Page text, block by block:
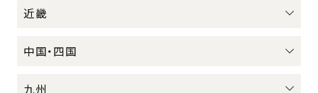
近畿
中国・四国
九州